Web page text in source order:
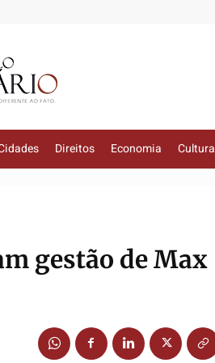
Direitos Economia Cultura
gestão de Max